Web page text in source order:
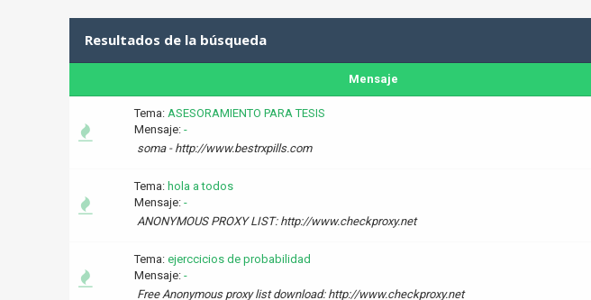
Resultados de la búsqueda
Mensaje
Tema: ASESORAMIENTO PARA TESIS
Mensaje: -
soma - http://www.bestrxpills.com
Tema: hola a todos
Mensaje: -
ANONYMOUS PROXY LIST: http://www.checkproxy.net
Tema: ejerccicios de probabilidad
Mensaje: -
Free Anonymous proxy list download: http://www.checkproxy.net